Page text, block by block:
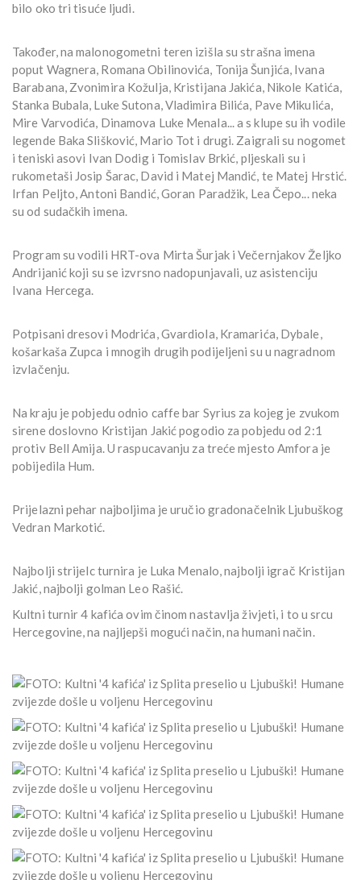
bilo oko tri tisuće ljudi.
Također, na malonogometni teren izišla su strašna imena
poput Wagnera, Romana Obilinovića, Tonija Šunjića, Ivana
Barabana, Zvonimira Kožulja, Kristijana Jakića, Nikole Katića,
Stanka Bubala, Luke Sutona, Vladimira Bilića, Pave Mikulića,
Mire Varvodića, Dinamova Luke Menala... a s klupe su ih vodile
legende Baka Slišković, Mario Tot i drugi. Zaigrali su nogomet
i teniski asovi Ivan Dodig i Tomislav Brkić, pljeskali su i
rukometaši Josip Šarac, David i Matej Mandić, te Matej Hrstić.
Irfan Peljto, Antoni Bandić, Goran Paradžik, Lea Čepo... neka
su od sudačkih imena.
Program su vodili HRT-ova Mirta Šurjak i Večernjakov Željko
Andrijanić koji su se izvrsno nadopunjavali, uz asistenciju
Ivana Hercega.
Potpisani dresovi Modrića, Gvardiola, Kramarića, Dybale,
košarkaša Zupca i mnogih drugih podijeljeni su u nagradnom
izvlačenju.
Na kraju je pobjedu odnio caffe bar Syrius za kojeg je zvukom
sirene doslovno Kristijan Jakić pogodio za pobjedu od 2:1
protiv Bell Amija. U raspucavanju za treće mjesto Amfora je
pobijedila Hum.
Prijelazni pehar najboljima je uručio gradonačelnik Ljubuškog
Vedran Markotić.
Najbolji strijelc turnira je Luka Menalo, najbolji igrač Kristijan
Jakić, najbolji golman Leo Rašić.
Kultni turnir 4 kafića ovim činom nastavlja živjeti, i to u srcu
Hercegovine, na najljepši mogući način, na humani način.